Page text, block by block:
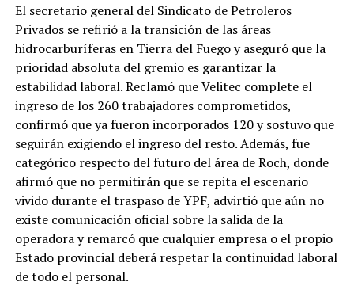
El secretario general del Sindicato de Petroleros
Privados se refirió a la transición de las áreas
hidrocarburíferas en Tierra del Fuego y aseguró que la
prioridad absoluta del gremio es garantizar la
estabilidad laboral. Reclamó que Velitec complete el
ingreso de los 260 trabajadores comprometidos,
confirmó que ya fueron incorporados 120 y sostuvo que
seguirán exigiendo el ingreso del resto. Además, fue
categórico respecto del futuro del área de Roch, donde
afirmó que no permitirán que se repita el escenario
vivido durante el traspaso de YPF, advirtió que aún no
existe comunicación oficial sobre la salida de la
operadora y remarcó que cualquier empresa o el propio
Estado provincial deberá respetar la continuidad laboral
de todo el personal.